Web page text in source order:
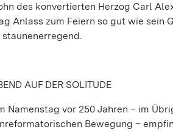
des konvertierten Herzog Carl
Anlass zum Feiern so gut wie sein
staunenerregend.
AUF DER SOLITUDE
Namenstag vor 250 Jahren – im
Bewegung –